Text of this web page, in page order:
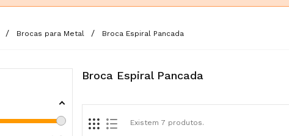
Brocas para Metal Broca Espiral Pancada
Broca Espiral Pancada
Existem 7 produtos.